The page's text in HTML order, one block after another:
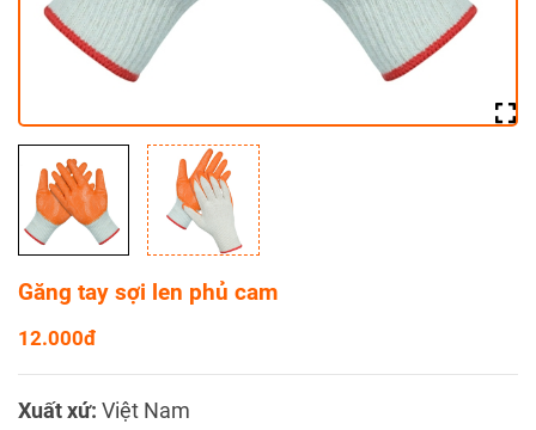
Găng tay sợi len phủ cam
12.000đ
Xuất xứ: Việt Nam